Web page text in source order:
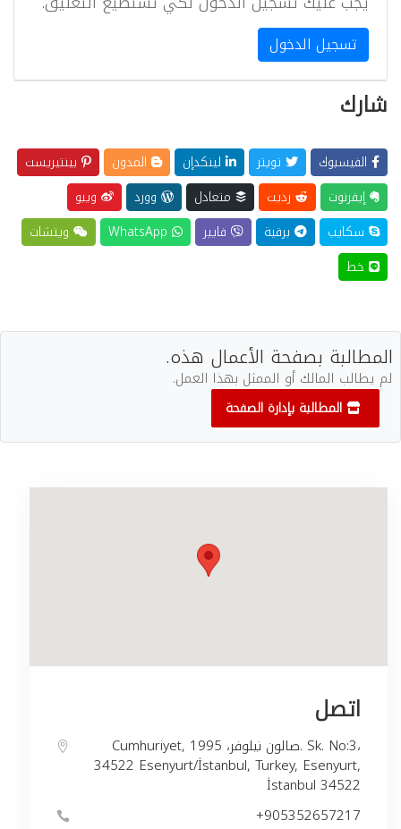
تسجيل الدخول
شارك
الفيسبوك تويتر لينكدإن المدون
بينتيريست
إيفرنوت
رديت متعادل وورد
ويبو
سكايب
برقية فايبر
ويتشات
خط
المطالبة بصفحة الأعمال هذه.
لم يطالب المالك أو الممثل بهذا العمل.
المطالبة بإدارة الصفحة
اتصل
Cumhuriyet, صالون نيلوفر، 1995. Sk. No:3،
34522 Esenyurt/İstanbul, Turkey, Esenyurt,
İstanbul 34522
+905352657217